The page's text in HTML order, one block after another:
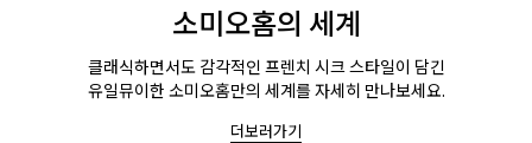
소미오홈의 세계
클래식하면서도 감각적인 프렌치 시크 스타일이 담긴
유일뮤이한 소미오홈만의 세계를 자세히 만나보세요.
더보러가기